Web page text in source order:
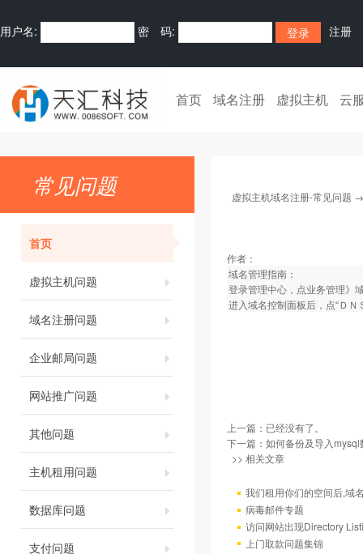
用户名: 密 码: 注册
首页 域名注册 虚拟主机 云
常见问题
首页
虚拟主机问题
域名注册问题
企业邮局问题
网站推广问题
其他问题
主机租用问题
数据库问题
支付问题
虚拟主机域名注册-常见问题
作者：
域名管理指南：
登录管理中心，点业务管理
进入域名控制面板后，点“Ｄ
上一篇：已经没有了。
下一篇： 如何备份及导入
>> 相关文章
我们租用你们的空间后,域
病毒邮件专题
访问网站出现Directory
上门取款问题集锦